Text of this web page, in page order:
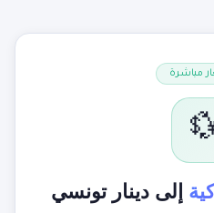
مباشرة
إلى دينار تونسي